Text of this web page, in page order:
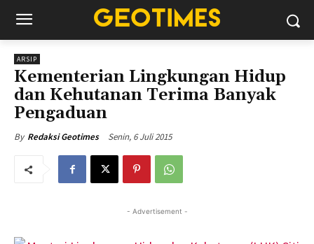
ARSIP
Kementerian Lingkungan Hidup
dan Kehutanan Terima Banyak
Pengaduan
By Redaksi Geotimes Senin, 6 Juli 2015
- Advertisement -